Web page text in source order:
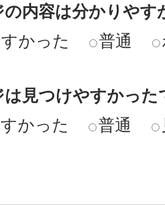
の内容は分かりやす
かった
普通
は見つけやすかった
かった
普通